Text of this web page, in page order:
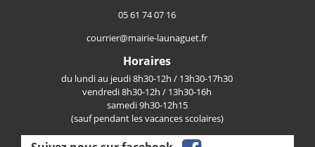
05 61 74 07 16
courrier@mairie-launaguet.fr
Horaires
du lundi au jeudi 8h30-12h / 13h30-17h30
vendredi 8h30-12h / 13h30-16h
samedi 9h30-12h15
(sauf pendant les vacances scolaires)